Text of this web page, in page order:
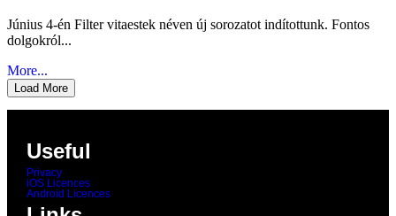
Június 4-én Filter vitaestek néven új sorozatot indítottunk. Fontos
dolgokról...
More...
Load More
Useful
Privacy
iOS Licences
Android Licences